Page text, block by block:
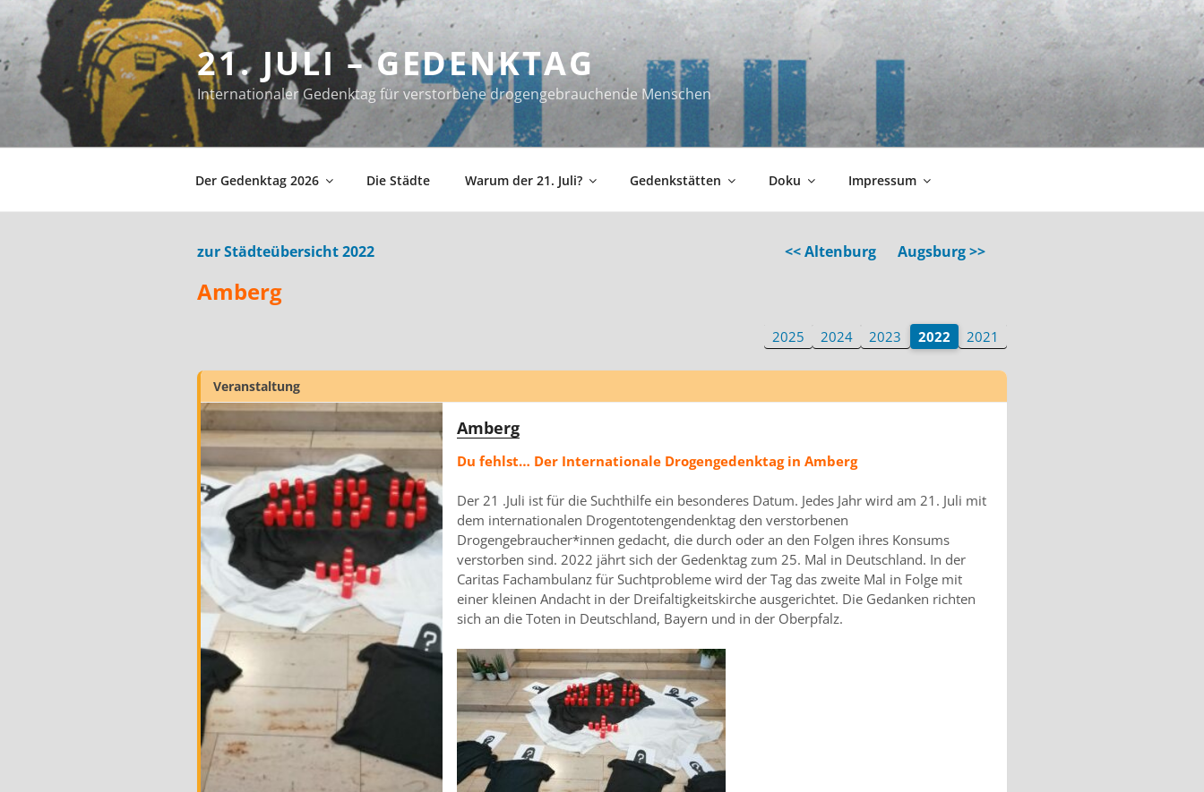
Inhalt
springen
21. JULI – GEDENKTAG
Internationaler Gedenktag für verstorbene drogengebrauchende Menschen
Der Gedenktag 2026 Die Städte Warum der 21. Juli? Gedenkstätten Doku Impressum
zur Städteübersicht 2022 Augsburg >>
<< Altenburg
Amberg
2025 2024 2023 2022 2021
Veranstaltung
Amberg
Du fehlst… Der Internationale Drogengedenktag in Amberg
Der 21 .Juli ist für die Suchthilfe ein besonderes Datum. Jedes Jahr wird am 21. Juli mit
dem internationalen Drogentotengendenktag den verstorbenen
Drogengebraucher*innen gedacht, die durch oder an den Folgen ihres Konsums
verstorben sind. 2022 jährt sich der Gedenktag zum 25. Mal in Deutschland. In der
Caritas Fachambulanz für Suchtprobleme wird der Tag das zweite Mal in Folge mit
einer kleinen Andacht in der Dreifaltigkeitskirche ausgerichtet. Die Gedanken richten
sich an die Toten in Deutschland, Bayern und in der Oberpfalz.